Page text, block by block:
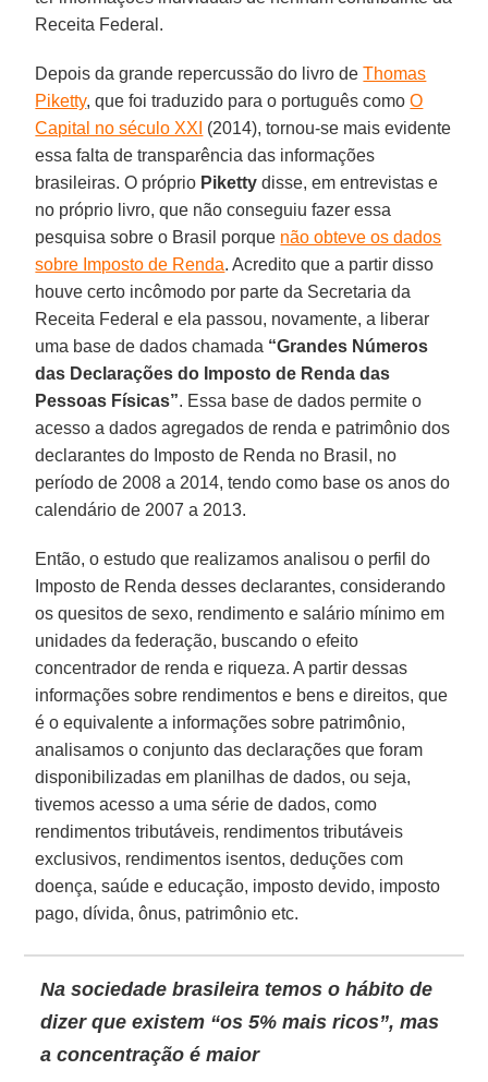
Receita Federal.
Depois da grande repercussão do livro deThomas
Piketty, que foi traduzido para o português comoO
Capital no século XXI (2014), tornou-se mais evidente
essa falta de transparência das informações
brasileiras. O próprio Pikettydisse, em entrevistas e
no próprio livro, que não conseguiu fazer essa
pesquisa sobre o Brasil porque não obteve os dados
sobre Imposto de Renda. Acredito que a partir disso
houve certo incômodo por parte da Secretaria da
Receita Federal e ela passou, novamente, a liberar
uma base de dados chamada “Grandes Números
das Declarações do Imposto de Renda das
Pessoas Físicas”. Essa base de dados permite o
acesso a dados agregados de renda e patrimônio dos
declarantes do Imposto de Renda no Brasil, no
período de 2008 a 2014, tendo como base os anos do
calendário de 2007 a 2013.
Então, o estudo que realizamos analisou o perfil do
Imposto de Renda desses declarantes, considerando
os quesitos de sexo, rendimento e salário mínimo em
unidades da federação, buscando o efeito
concentrador de renda e riqueza. A partir dessas
informações sobre rendimentos e bens e direitos, que
é o equivalente a informações sobre patrimônio,
analisamos o conjunto das declarações que foram
disponibilizadas em planilhas de dados, ou seja,
tivemos acesso a uma série de dados, como
rendimentos tributáveis, rendimentos tributáveis
exclusivos, rendimentos isentos, deduções com
doença, saúde e educação, imposto devido, imposto
pago, dívida, ônus, patrimônio etc.
Na sociedade brasileira temos o hábito de
dizer que existem “os 5% mais ricos”, mas
a concentração é maior